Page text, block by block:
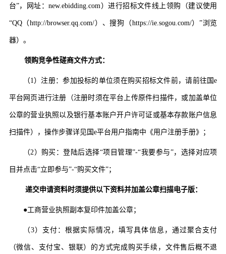
台”， 网址 ：new.ebidding.com）进行招标文件线上领购 （建议使用
“QQ（http://browser.qq.com/） 、搜狗 （https://ie.sogou.com/）”浏览
器） 。
领购竞争性磋商文件方式：
（1）注册：参加投标的单位须在购买招标文件前，请前往国e
平台网页进行注册（注册时须在平台上传原件扫描件，或加盖单位
公章的营业执照以及银行基本账户开户许可证或基本存款账户信息
扫描件），操作步骤详见国e平台用户指南中《用户注册手册》；
（2）购买：登陆后选择“项目管理”-“我要参与”，选择对应项
目 并点击“立即参与”-“购买文件”；
递交申请资料时须提供以下资料并加盖公章扫描电子版：
●工商营业执照副本复印件加盖公章；
（3）支付：根据实际情况，填写具体信息，通过聚合支付
（微信、支付宝、银联） 的方式完成购买手续，文件售后概不退